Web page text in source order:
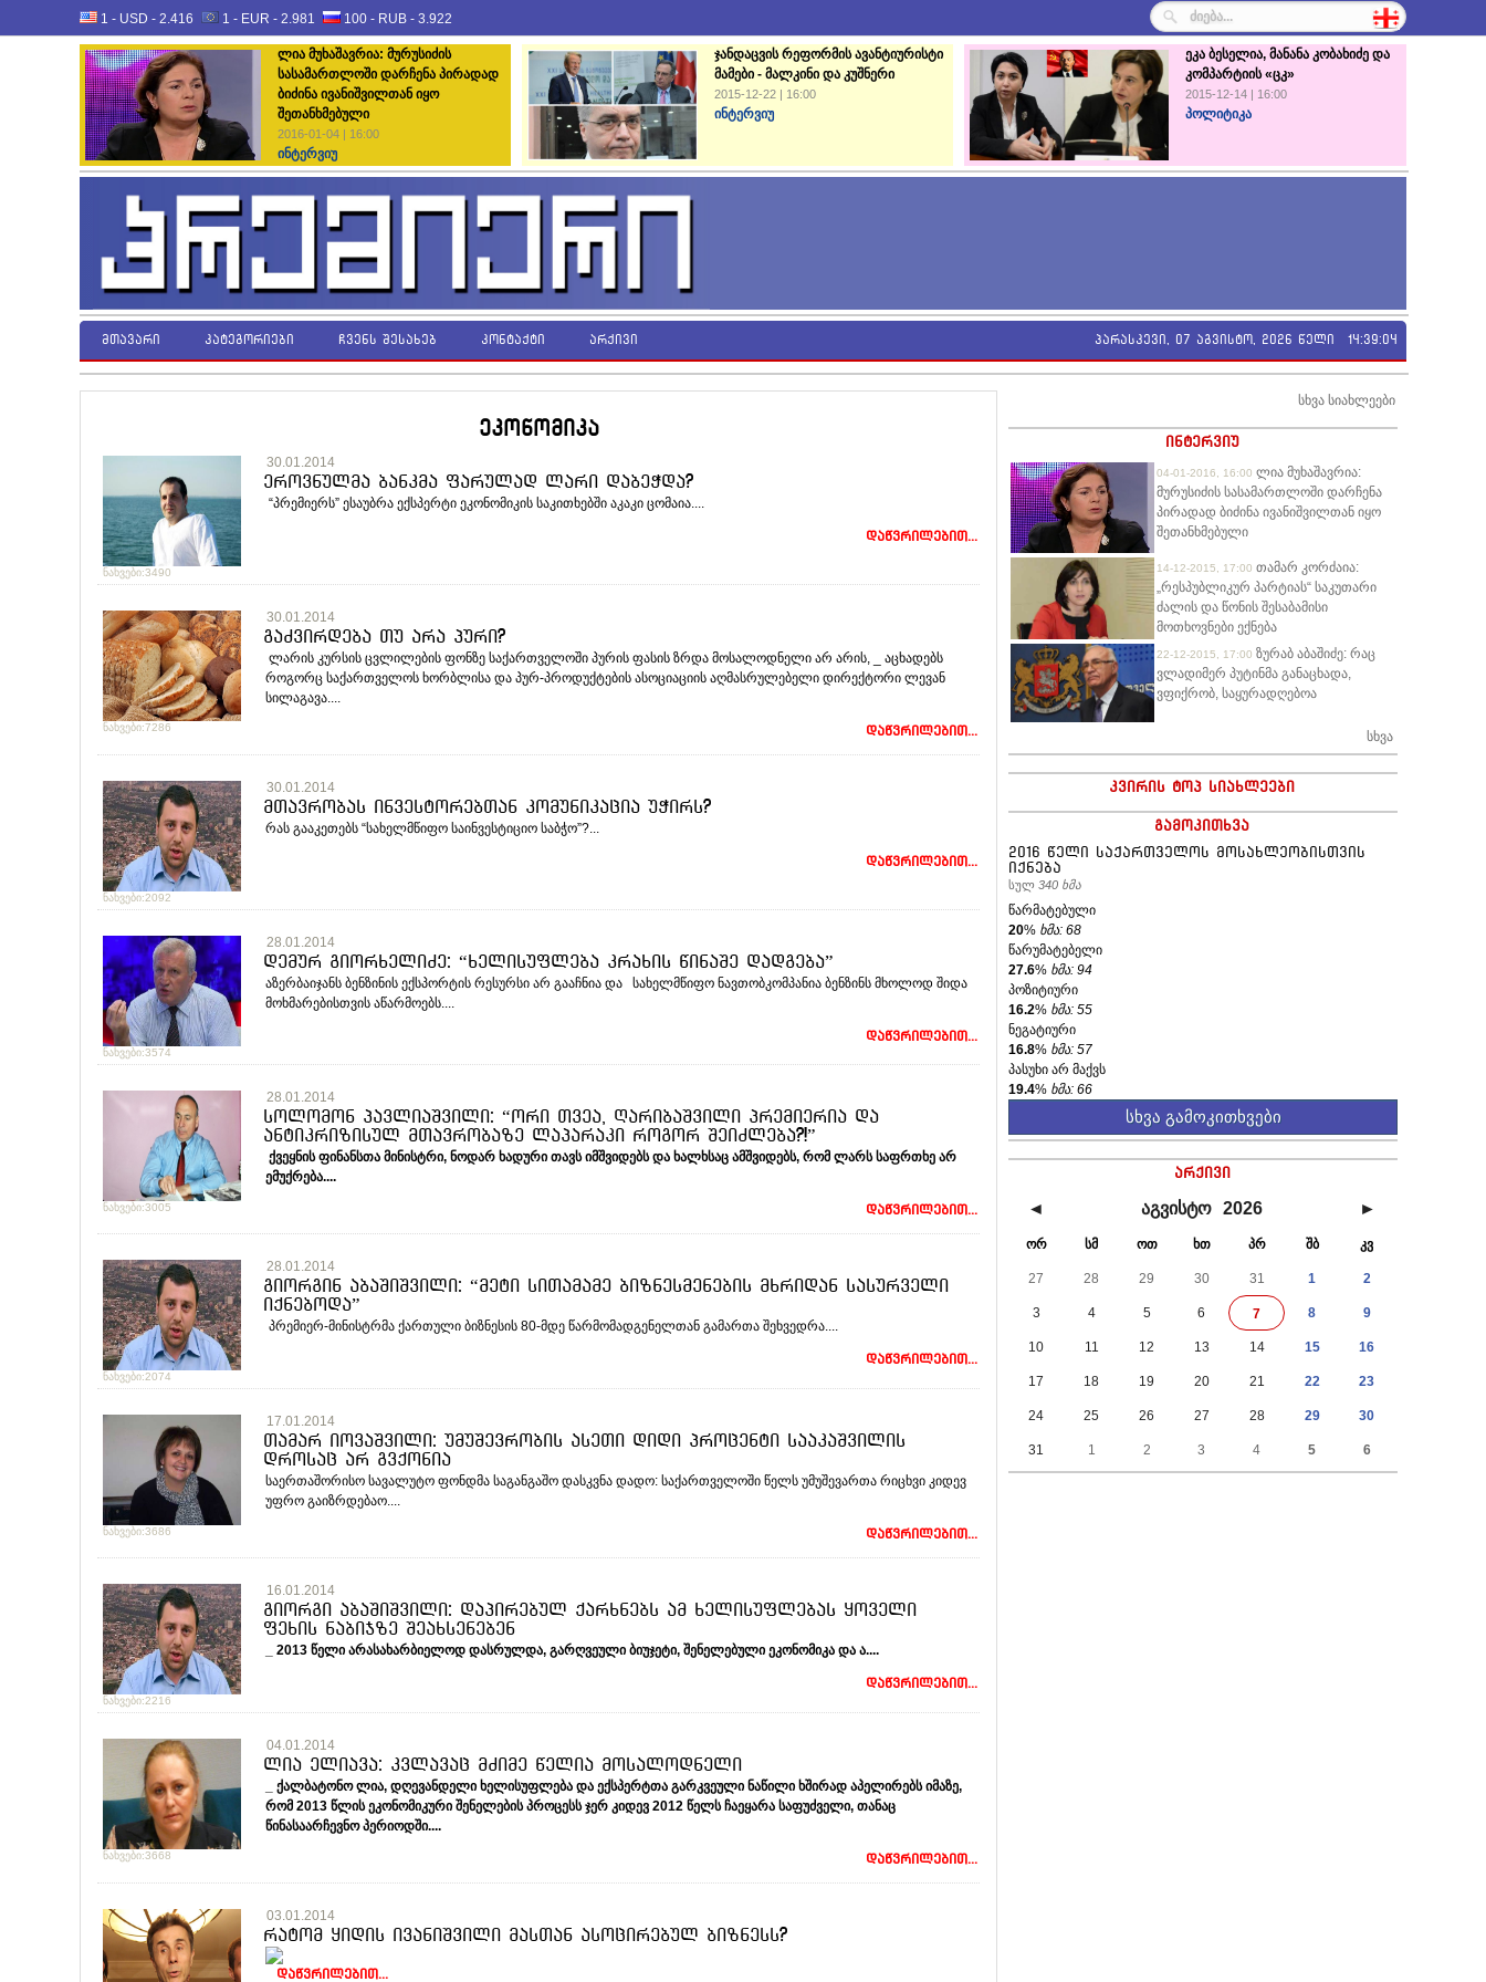
1 - USD - 2.416 1 - EUR - 2.981 100 - RUB - 3.922
ლია მუხაშავრია: მურუსიძის
სასამართლოში დარჩენა პირადად
ბიძინა ივანიშვილთან იყო
შეთანხმებული
2016-01-04 | 16:00
ინტერვიუ
ჯანდაცვის რეფორმის ავანტიურისტი
მამები - მალკინი და კუშნერი
2015-12-22 | 16:00
ინტერვიუ
ეკა ბესელია, მანანა კობახიძე და
კომპარტიის «ცკ»
2015-12-14 | 16:00
პოლიტიკა
მთავარი კატეგორიები ჩვენს შესახებ კონტაქტი არქივი პარასკევი, 07 აგვისტო, 2026 წელი 14:39:04
ეკონომიკა
ნახვები:3490
30.01.2014
ეროვნულმა ბანკმა ფარულად ლარი დაბეჭდა?
“პრემიერს” ესაუბრა ექსპერტი ეკონომიკის საკითხებში აკაკი ცომაია....
დაწვრილებით...
ნახვები:7286
30.01.2014
გაძვირდება თუ არა პური?
ლარის კურსის ცვლილების ფონზე საქართველოში პურის ფასის ზრდა მოსალოდნელი არ არის, _ აცხადებს
როგორც საქართვე­ლოს ხორ­ბლისა და პურ-პროდუქტე­ბის ასოციაციის აღმასრუ­ლებელი დირექტორი ლევან
სილაგავა....
დაწვრილებით...
ნახვები:2092
30.01.2014
მთავრობას ინვესტორებთან კომუნიკაცია უჭირს?
რას გააკეთებს “სახელმწიფო საინვესტიციო საბჭო”?...
დაწვრილებით...
ნახვები:3574
28.01.2014
დემურ გიორხელიძე: “ხელისუფლება კრახის წინაშე დადგება”
აზერბაიჯანს ბენზინის ექსპორტის რესურსი არ გააჩნია და სახელმწიფო ნავთობკომპანია ბენზინს მხოლოდ შიდა
მოხმარებისთვის აწარმოებს....
დაწვრილებით...
ნახვები:3005
28.01.2014
სოლომონ პავლიაშვილი: “ორი თვეა, ღარიბაშვილი პრემიერია და
ანტიკრიზისულ მთავრობაზე ლაპარაკი როგორ შეიძლება?!”
ქვეყნის ფინანსთა მინისტრი, ნოდარ ხადური თავს იმშვიდებს და ხალხსაც ამშვიდებს, რომ ლარს საფრთხე არ
ემუქრება....
დაწვრილებით...
ნახვები:2074
28.01.2014
გიორგინ აბაშიშვილი: “მეტი სითამამე ბიზნესმენების მხრიდან სასურველი
იქნებოდა”
პრემიერ-მინისტრმა ქართული ბიზნესის 80-მდე წარმომადგენელთან გამართა შეხვედრა....
დაწვრილებით...
ნახვები:3686
17.01.2014
თამარ იოვაშვილი: უმუშევრობის ასეთი დიდი პროცენტი სააკაშვილის
დროსაც არ გვქონია
საერთაშორისო სავალუტო ფონდმა საგანგაშო დასკვნა დადო: საქართველოში წელს უმუშევართა რიცხვი კიდევ
უფრო გაიზრდებაო....
დაწვრილებით...
ნახვები:2216
16.01.2014
გიორგი აბაშიშვილი: დაპირებულ ქარხნებს ამ ხელისუფლებას ყოველი
ფეხის ნაბიჯზე შეახსენებენ
_ 2013 წელი არასახარბიელოდ დასრულდა, გარღვეული ბიუჯეტი, შენელებული ეკონომიკა და ა....
დაწვრილებით...
ნახვები:3668
04.01.2014
ლია ელიავა: კვლავაც მძიმე წელია მოსალოდნელი
ქალბატონო ლია, დღევანდელი ხელისუფლება და ექსპერტთა გარკვეული ნაწილი ხშირად აპელირებს იმაზე,
რომ 2013 წლის ეკონომიკური შენელების პროცესს ჯერ კიდევ 2012 წელს ჩაეყარა საფუძველი, თანაც
წინასაარჩევნო პერიოდში....
დაწვრილებით...
03.01.2014
რატომ ყიდის ივანიშვილი მასთან ასოცირებულ ბიზნესს?
დაწვრილებით...
სხვა სიახლეები
ინტერვიუ
04-01-2016, 16:00 ლია მუხაშავრია:
მურუსიძის სასამართლოში დარჩენა
პირადად ბიძინა ივანიშვილთან იყო
შეთანხმებული
14-12-2015, 17:00 თამარ კორძაია:
„რესპუბლიკურ პარტიას“ საკუთარი
ძალის და წონის შესაბამისი
მოთხოვნები ექნება
22-12-2015, 17:00 ზურაბ აბაშიძე: რაც
ვლადიმერ პუტინმა განაცხადა,
ვფიქრობ, საყურადღებოა
სხვა
კვირის ტოპ სიახლეები
გამოკითხვა
2016 წელი საქართველოს მოსახლეობისთვის
იქნება
სულ 340 ხმა
წარმატებული
20% ხმა: 68
წარუმატებელი
27.6% ხმა: 94
პოზიტიური
16.2% ხმა: 55
ნეგატიური
16.8% ხმა: 57
პასუხი არ მაქვს
19.4% ხმა: 66
სხვა გამოკითხვები
არქივი
◄ აგვისტო 2026 ►
ორ სმ ოთ ხთ პრ შბ კვ
27 28 29 30 31 1 2
3 4 5 6 7 8 9
10 11 12 13 14 15 16
17 18 19 20 21 22 23
24 25 26 27 28 29 30
31 1 2 3 4 5 6